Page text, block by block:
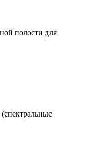
полости для